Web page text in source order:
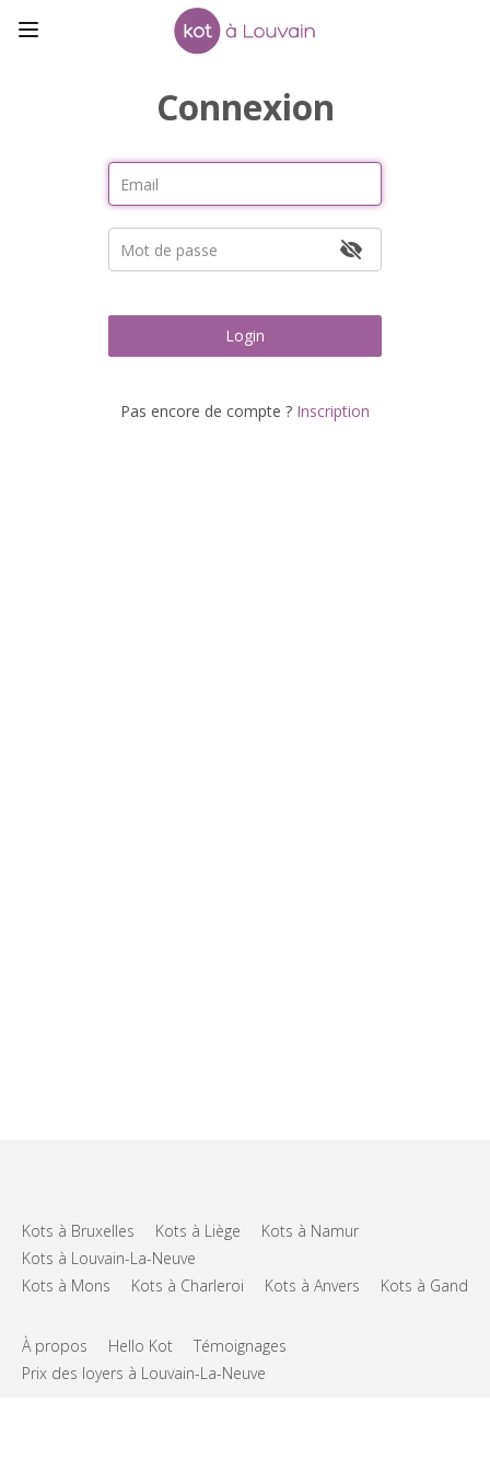
Connexion
Login
Pas encore de compte ? Inscription
Kots à Bruxelles Kots à Liège
Kots à Namur
Kots à Louvain-La-Neuve
Kots à Mons
Kots à Charleroi Kots à Anvers Kots à Gand
À propos Hello Kot
Témoignages
Prix des loyers à Louvain-La-Neuve